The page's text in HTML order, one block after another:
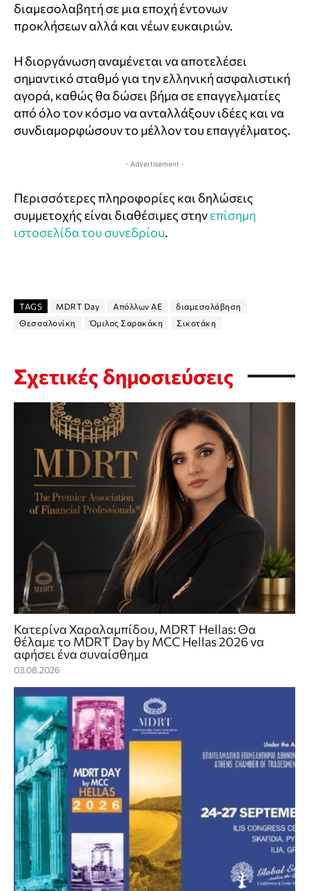
διαμεσολαβητή σε μια εποχή έντονων
προκλήσεων αλλά και νέων ευκαιριών.
Η διοργάνωση αναμένεται να αποτελέσει
σημαντικό σταθμό για την ελληνική ασφαλιστική
αγορά, καθώς θα δώσει βήμα σε επαγγελματίες
από όλο τον κόσμο να ανταλλάξουν ιδέες και να
συνδιαμορφώσουν το μέλλον του επαγγέλματος.
- Advertisement -
Περισσότερες πληροφορίες και δηλώσεις
συμμετοχής είναι διαθέσιμες στηνεπίσημη
ιστοσελίδα του συνεδρίου.
TAGS MDRT Day Απόλλων ΑΕ
διαμεσολάβηση
Θεσσαλονίκη
Όμιλος Σαρακάκη Σικοτάκη
Σχετικές δημοσιεύσεις
Κατερίνα Χαραλαμπίδου, MDRT Hellas: Θα
θέλαμε το MDRT Day by MCC Hellas 2026 να
αφήσει ένα συναίσθημα
03.08.2026